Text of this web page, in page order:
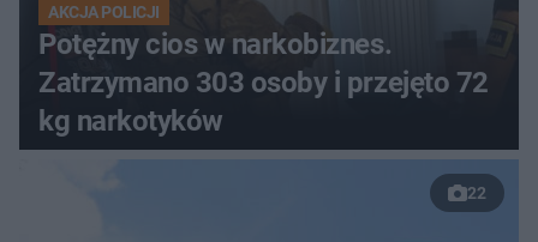
AKCJA POLICJI
Potężny cios w narkobiznes.
Zatrzymano 303 osoby i przejęto 72
kg narkotyków
22